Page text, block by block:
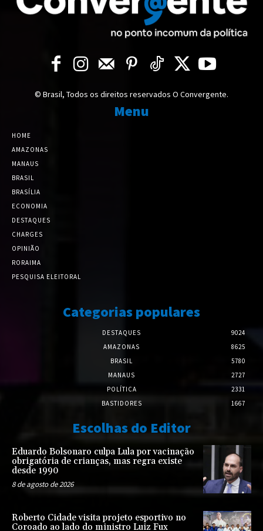
© Brasil, Todos os direitos reservados O Convergente.
Menu
HOME
AMAZONAS
MANAUS
BRASIL
BRASÍLIA
ECONOMIA
DESTAQUES
CHARGES
OPINIÃO
RORAIMA
PESQUISA ELEITORAL
Categorias populares
DESTAQUES
9024
AMAZONAS
8625
BRASIL
5780
MANAUS
2727
POLÍTICA
2331
BASTIDORES
1667
Escolhas do Editor
Eduardo Bolsonaro culpa Lula por vacinação
obrigatória de crianças, mas regra existe
desde 1990
8 de agosto de 2026
Roberto Cidade visita projeto esportivo no
Coroado ao lado do ministro Luiz Fux